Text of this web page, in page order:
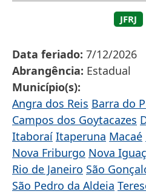
JFRJ
Data feriado 7/12/2026
Abrangência Estadual
Município(s)
Angra dos Reis Barra do
Campos dos Goytacazes
Itaboraí Itaperuna Macaé
Nova Friburgo Nova
Rio de Janeiro São
São Pedro da Aldeia